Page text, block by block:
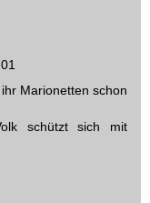
Marionetten schon
schützt sich mit